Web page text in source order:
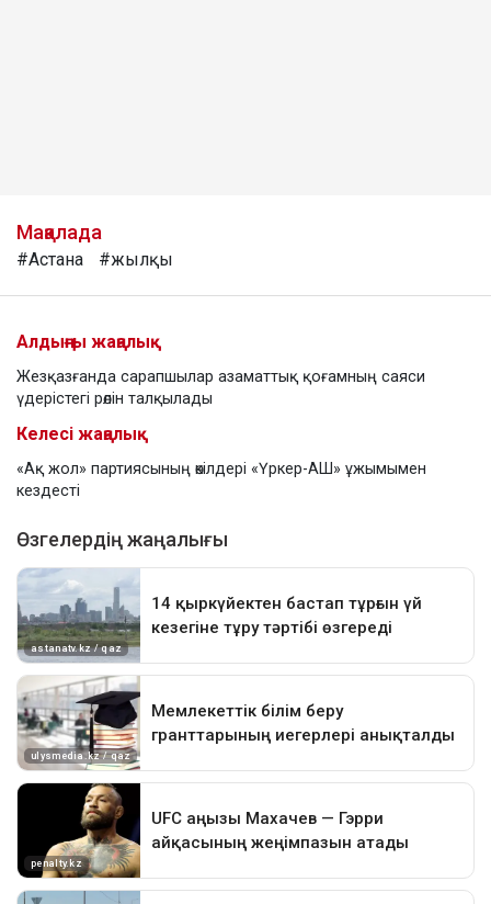
Мақалада
#Астана #жылқы
Алдыңғы жаңалық
Жезқазғанда сарапшылар азаматтық қоғамның саяси
үдерістегі рөлін талқылады
Келесі жаңалық
«Ақ жол» партиясының өкілдері «Үркер-АШ» ұжымымен
кездесті